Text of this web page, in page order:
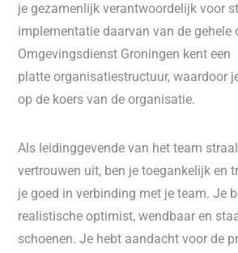
je gezamenlijk verantwoordelijk voor
implementatie daarvan van de gehele
Omgevingsdienst Groningen kent een
platte organisatiestructuur, waardoor
op de koers van de organisatie.
Als leidinggevende van het team
vertrouwen uit, ben je toegankelijk en
je goed in verbinding met je team. Je
realistische optimist, wendbaar en
schoenen. Je hebt aandacht voor de